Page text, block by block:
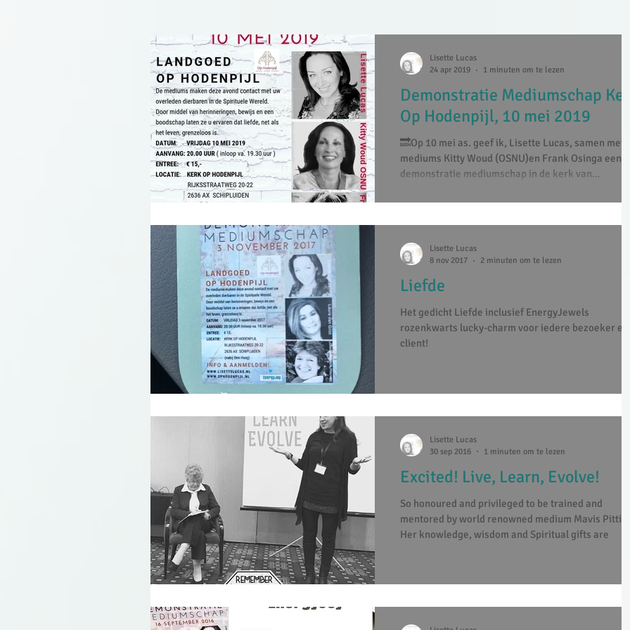
Demonstratie Mediumschap
Op Hodenpijl, 10 mei 2019
🔜Op 10 mei as. geef ik, Lisette Lucas, samen met
mediums Kitty Woud (OSNU)en Frank Osinga een
demonstratie mediumschap in de kerk van...
Lisette Lucas
24 apr 2019
1 minuten om te lezen
Liefde
Het gedicht Liefde inclusief EnergyJewels
rozenkwarts lucky-charm voor iedere bezoeker en
client!
Lisette Lucas
8 nov 2017
2 minuten om te lezen
Excited! Live, Learn, Evolve!
So honoured and privileged to be trained and
mentored by world renowned medium Mavis
Her knowledge, wisdom and Spiritual gifts are
Lisette Lucas
30 sep 2016
1 minuten om te lezen